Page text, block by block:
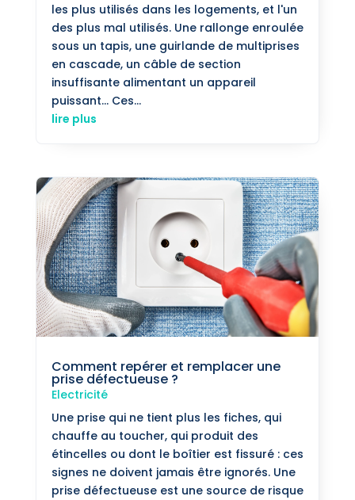
les plus utilisés dans les logements, et l'un
des plus mal utilisés. Une rallonge enroulée
sous un tapis, une guirlande de multiprises
en cascade, un câble de section
insuffisante alimentant un appareil
puissant... Ces...
lire plus
Comment repérer et remplacer une
prise défectueuse ?
Electricité
Une prise qui ne tient plus les fiches, qui
chauffe au toucher, qui produit des
étincelles ou dont le boîtier est fissuré : ces
signes ne doivent jamais être ignorés. Une
prise défectueuse est une source de risque